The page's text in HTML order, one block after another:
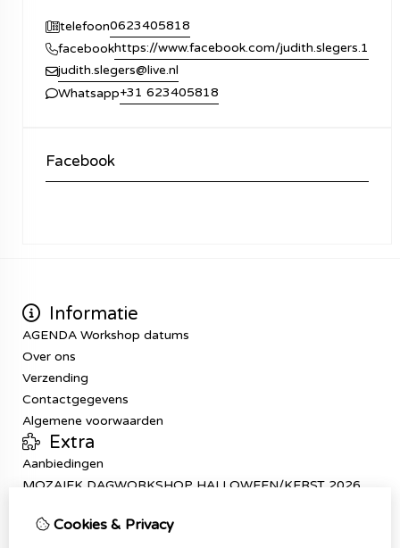
telefoon0623405818
facebookhttps://www.facebook.com/judith.slegers.1
judith.slegers@live.nl
Whatsapp+31 623405818
Facebook
Informatie
AGENDA Workshop datums
Over ons
Verzending
Contactgegevens
Algemene voorwaarden
Extra
Aanbiedingen
MOZAIEK DAGWORKSHOP HALLOWEEN/KERST 2026
InloggenCookies & Privacy